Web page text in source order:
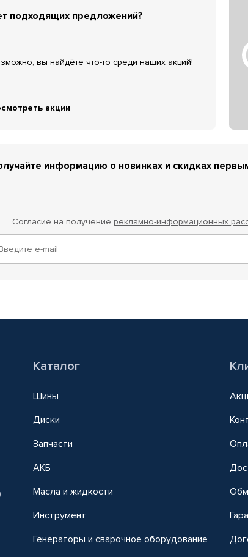
подходящих предложений?
вы найдёте что-то среди наших акций!
акции
информацию о новинках и скидках
Согласие на получение рекламно-информационных
Каталог
Шины
Диски
Запчасти
АКБ
Масла и жидкости
Инструмент
Генераторы и сварочное оборудование